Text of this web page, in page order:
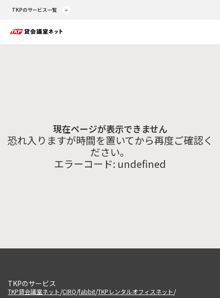
TKPのサービス一覧
現在ページが表示できません
恐れ入りますが時間を置いてから再度ご確認く
ださい。
エラーコード: undefined
TKPのサービス
TKP貸会議室ネット/CIRQ/fabbit/TKPレンタルオフィスネット/